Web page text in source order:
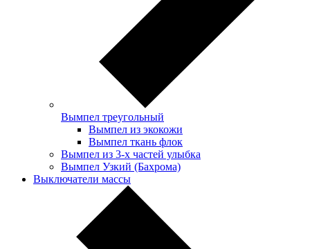
Вымпел треугольный
Вымпел из экокожи
Вымпел ткань флок
Вымпел из 3-х частей улыбка
Вымпел Узкий (Бахрома)
Выключатели массы